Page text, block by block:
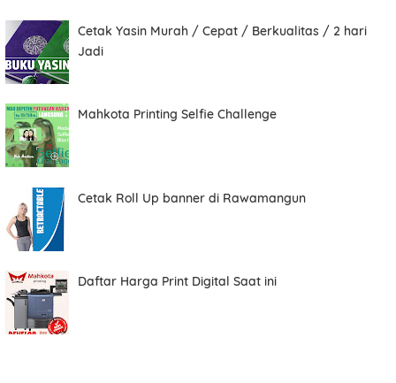
Cetak Yasin Murah / Cepat / Berkualitas / 2 hari
Jadi
Mahkota Printing Selfie Challenge
Cetak Roll Up banner di Rawamangun
Daftar Harga Print Digital Saat ini
Total
Date
Comment